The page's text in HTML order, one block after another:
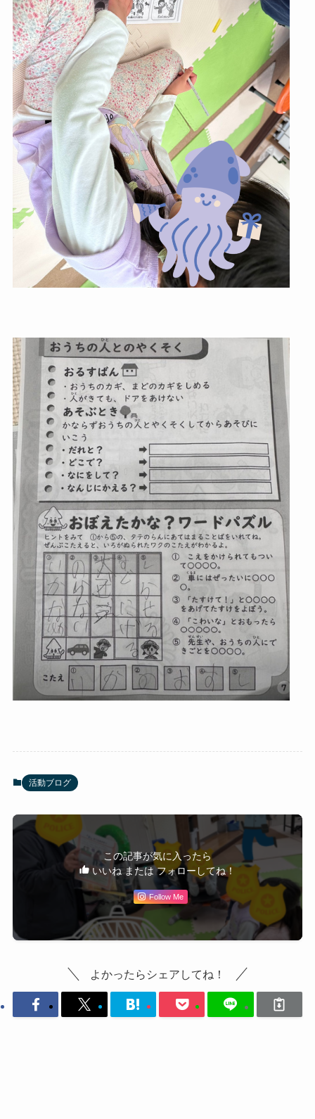
活動ブログ
この記事が気に入ったら
いいね または フォローしてね！
Follow Me
よかったらシェアしてね！